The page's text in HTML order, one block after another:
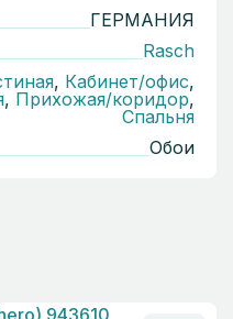
ГЕРМАНИЯ
Rasch
, Кабинет/офис,
, Прихожая/коридор,
Спальня
Обои